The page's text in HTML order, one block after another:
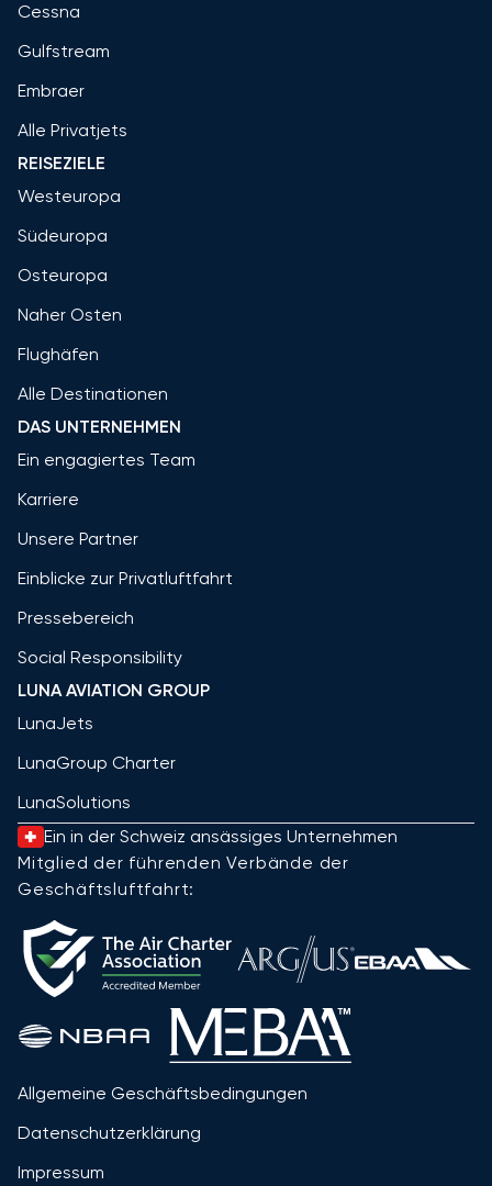
Cessna
Gulfstream
Embraer
Alle Privatjets
REISEZIELE
Westeuropa
Südeuropa
Osteuropa
Naher Osten
Flughäfen
Alle Destinationen
DAS UNTERNEHMEN
Ein engagiertes Team
Karriere
Unsere Partner
Einblicke zur Privatluftfahrt
Pressebereich
Social Responsibility
LUNA AVIATION GROUP
LunaJets
LunaGroup Charter
LunaSolutions
Ein in der Schweiz ansässiges Unternehmen
Mitglied der führenden Verbände der
Geschäftsluftfahrt:
Allgemeine Geschäftsbedingungen
Datenschutzerklärung
Impressum